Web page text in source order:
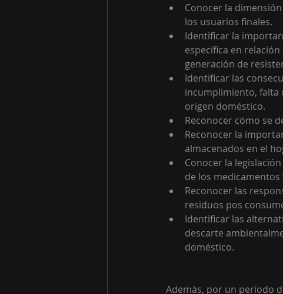
Conocer la
los usuarios finales.
Identificar la
específica en
generación de
Identificar las
incumplimiento, falta
origen doméstico.
Reconocer cómo se
Reconocer la
almacenados en el
Conocer la
de los
Reconocer las
residuos pos
Identificar las
descarte
doméstico.
Además, por un período